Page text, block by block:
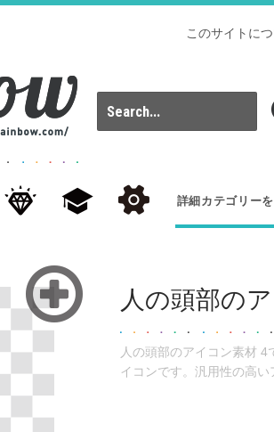
このサイトに
詳細カテゴリー
人の頭部の
人の頭部のアイコン素材
イコンです。汎用性の高い